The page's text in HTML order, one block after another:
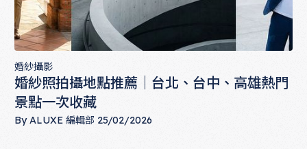
婚紗攝影
婚紗照拍攝地點推薦｜台北、台中、高雄熱門
景點一次收藏
ByALUXE 編輯部 25/02/2026